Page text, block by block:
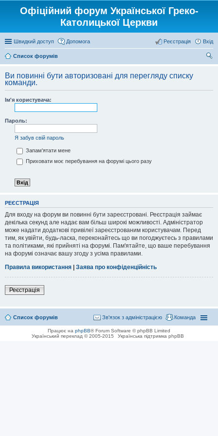
Офіційний форум Української Греко-
Католицької Церкви
Швидкий доступ Допомога Вхід
Реєстрація
Список форумів
Ви повинні бути авторизовані для перегляду списку
команди.
Ім'я користувача:
Пароль:
Я забув свій пароль
Запам'ятати мене
Приховати моє перебування на форумі цього разу
РЕЄСТРАЦІЯ
Для входу на форум ви повинні бути зареєстровані. Реєстрація займає
декілька секунд але надає вам більш широкі можливості. Адміністратор
може надати додаткові привілеї зареєстрованим користувачам. Перед
тим, як увійти, будь-ласка, переконайтесь що ви погоджуєтесь з правилами
та політиками, які прийняті на форумі. Пам'ятайте, що ваше перебування
на форумі означає вашу згоду з усіма правилами.
Правила використання | Заява про конфіденційність
Реєстрація
Список форумів Команда
Зв'язок з адміністрацією
Працює на phpBB® Forum Software © phpBB Limited
Український переклад © 2005-2015
Українська підтримка phpBB